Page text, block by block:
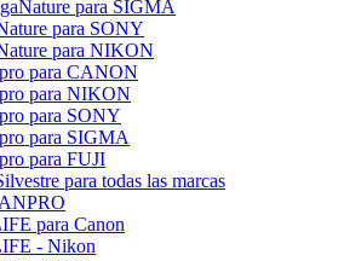
para SIGMA
para SONY
para NIKON
para CANON
para NIKON
para SONY
para SIGMA
para FUJI
para todas las marcas
para Canon
- Nikon